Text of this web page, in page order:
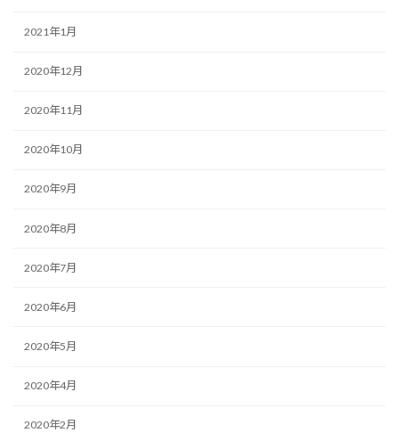
2021年1月
2020年12月
2020年11月
2020年10月
2020年9月
2020年8月
2020年7月
2020年6月
2020年5月
2020年4月
2020年2月